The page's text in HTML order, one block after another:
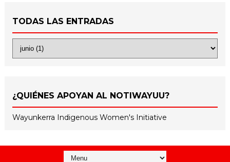
TODAS LAS ENTRADAS
¿QUIÉNES APOYAN AL NOTIWAYUU?
Wayunkerra Indigenous Women's Initiative